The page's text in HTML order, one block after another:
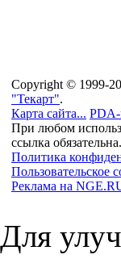
Copyright © 1999-
"Текарт".
Карта сайта... PDA-
При любом
ссылка обязательна.
Политика
Пользовательское
Реклама на
Для